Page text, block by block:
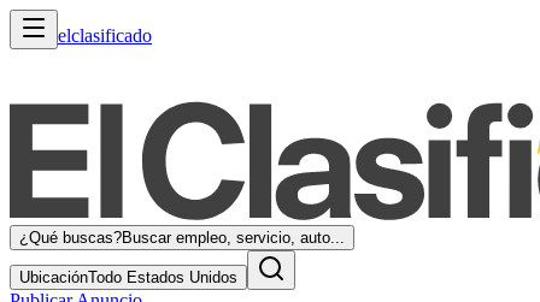
elclasificado
¿Qué buscas?Buscar empleo, servicio, auto...
UbicaciónTodo Estados Unidos